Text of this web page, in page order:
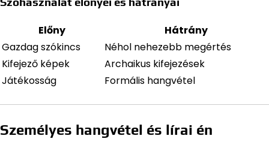
Előny
Hátrány
Gazdag szókincs
Néhol nehezebb megértés
Kifejező képek
Archaikus kifejezések
Játékosság
Formális hangvétel
Személyes hangvétel és lírai én